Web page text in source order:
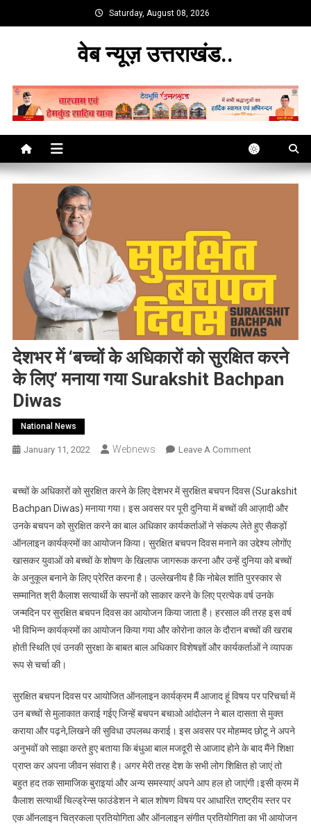
to
Saturday, August 08, 2026
वेब न्यूज़ उत्तराखंड..
देशभर में ‘बच्‍चों के अधिकारों को सुरक्षित करने
के लिए’ मनाया गया Surakshit Bachpan
Diwas
National News
January 11, 2022 Webnews Leave A CommentOn
‘बच्‍चों
के
अधिकारों
को
सुरक्षित
करने
के
लिए’
मनाया
गया
Diwas
बच्‍चों के अधिकारों को सुरक्षित करने के लिए देशभर में सुरक्षित बचपन दिवस (Surakshit
Bachpan Diwas) मनाया गया। इस अवसर पर पूरी दुनिया में बच्चों की आज़ादी और
उनके बचपन को सुरक्षित करने का बाल अधिकार कार्यकर्ताओं ने संकल्‍प लेते हुए सैकड़ों
ऑनलाइन कार्यक्रमों का आयोजन किया। सुरक्षित बचपन दिवस मनाने का उद्देश्य लोगोंए
खासकर युवाओं को बच्‍चों के शोषण के खिलाफ जागरूक करना और उन्हें दुनिया को बच्‍चों
के अनुकूल बनाने के लिए प्रेरित करना है। उल्‍लेखनीय है कि नोबेल शांति पुरस्‍कार से
सम्‍मानित श्री कैलाश सत्‍यार्थी के सपनों को साकार करने के लिए प्रत्‍येक वर्ष उनके
जन्मदिन पर सुरक्षित बचपन दिवस का आयोजन किया जाता है। हरसाल की तरह इस वर्ष
भी विभिन्‍न कार्यक्रमों का आयोजन किया गया और कोरोना काल के दौरान बच्‍चों की खराब
होती स्थिति एवं उनकी सुरक्षा के बाबत बाल अधिकार विशेषज्ञों और कार्यकर्ताओं ने व्‍यापक
रूप से चर्चा की।
सुरक्षित बचपन दिवस पर आयोजित ऑनलाइन कार्यक्रम मैं आजाद हूं विषय पर परिचर्चा में
उन बच्‍चों से मुलाकात कराई गईए जिन्हें बचपन बचाओ आंदोलन ने बाल दासता से मुक्‍त
कराया और पढ़ने,लिखने की सुविधा उपलब्‍ध कराई। इस अवसर पर मोहम्‍मद छोटू ने अपने
अनुभवों को साझा करते हुए बताया कि बंधुआ बाल मजदूरी से आजाद होने के बाद मैंने शिक्षा
प्राप्त कर अपना जीवन संवारा है। अगर मेरी तरह देश के सभी लोग शिक्षित हो जाएं तो
बहुत हद तक सामाजिक बुराइयां और अन्‍य समस्‍याएं अपने आप हल हो जाएंगी।इसी क्रम में
कैलाश सत्यार्थी चिल्ड्रेन्स फाउंडेशन ने बाल शोषण विषय पर आधारित राष्ट्रीय स्तर पर
एक ऑनलाइन चित्रकला प्रतियोगिता और ऑनलाइन संगीत प्रतियोगिता का भी आयोजन